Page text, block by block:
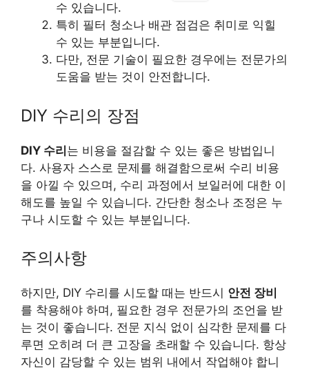
수 있습니다.
특히 필터 청소나 배관 점검은 취미로 익힐
수 있는 부분입니다.
다만, 전문 기술이 필요한 경우에는 전문가의
도움을 받는 것이 안전합니다.
DIY 수리의 장점
DIY 수리는 비용을 절감할 수 있는 좋은 방법입니
다. 사용자 스스로 문제를 해결함으로써 수리 비용
을 아낄 수 있으며, 수리 과정에서 보일러에 대한 이
해도를 높일 수 있습니다. 간단한 청소나 조정은 누
구나 시도할 수 있는 부분입니다.
주의사항
하지만, DIY 수리를 시도할 때는 반드시 안전 장비
를 착용해야 하며, 필요한 경우 전문가의 조언을 받
는 것이 좋습니다. 전문 지식 없이 심각한 문제를 다
루면 오히려 더 큰 고장을 초래할 수 있습니다. 항상
자신이 감당할 수 있는 범위 내에서 작업해야 합니